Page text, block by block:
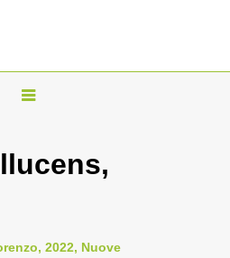
T
g
n
2022, Nuove